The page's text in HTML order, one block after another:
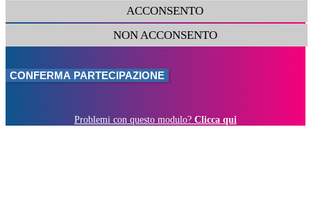
ACCONSENTO
NON ACCONSENTO
Problemi con questo modulo? Clicca qui